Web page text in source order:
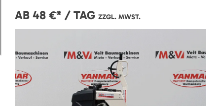
AB 48 €* / TAG ZZGL. MWST.